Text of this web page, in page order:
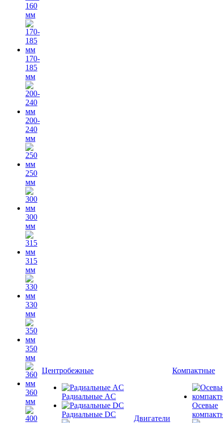
160
мм
170-
185
мм
200-
240
мм
250
мм
300
мм
315
мм
330
мм
350
мм
360
мм
Центробежные
Радиальные AC
Радиальные DC Двигатели
Компактные
Осевые